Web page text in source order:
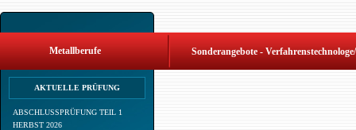
Metallberufe
AKTUELLE PRÜFUNG
ABSCHLUSSPRÜFUNG TEIL 1
HERBST 2026
Sonderangebote -